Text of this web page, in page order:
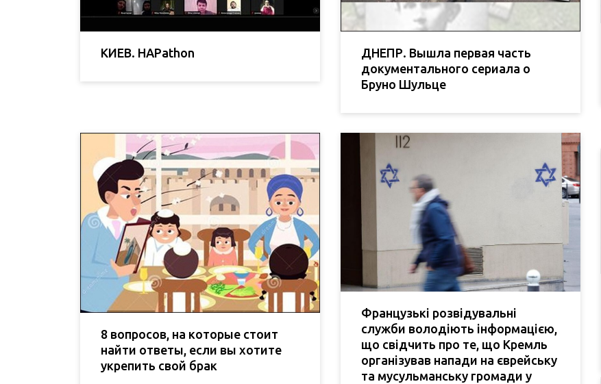
КИЕВ. HAPathon
ДНЕПР. Вышла первая часть
документального сериала о
Бруно Шульце
8 вопросов, на которые стоит
найти ответы, если вы хотите
укрепить свой брак
Французькі розвідувальні
служби володіють інформацією,
що свідчить про те, що Кремль
організував напади на єврейську
та мусульманську громади у